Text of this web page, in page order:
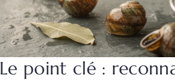
Le point clé :